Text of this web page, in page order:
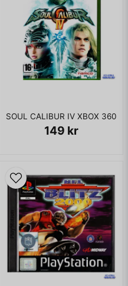
SOUL CALIBUR IV XBOX 360
149 kr